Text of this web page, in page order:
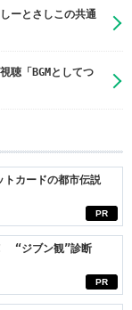
ーとさしこの共通
聴「BGMとしてつ
PR
カードの都市伝説
PR
“ジブン観”診断